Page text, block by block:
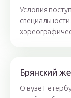
Условия
Брянский
О вузе